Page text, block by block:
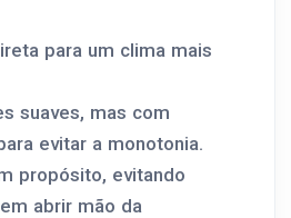
para um clima mais
suaves, mas com
evitar a monotonia.
propósito, evitando
abrir mão da